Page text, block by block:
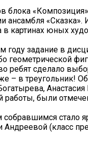
блока
ансамбля
картинах юных
году задание в
геометрической
ребят сделало
– в треугольник!
работы, были
стало
(класс